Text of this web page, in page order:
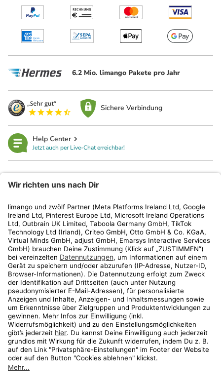
6.2 Mio. limango Pakete pro Jahr
Sichere Verbindung
Help Center
Jetzt auch per Live-Chat erreichbar!
Kundenservice
Shop
Aktionen
Travel